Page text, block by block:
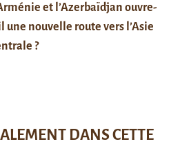
et l’Azerbaïdjan ouvre-
une nouvelle route vers l’Asie
?
DANS CETTE